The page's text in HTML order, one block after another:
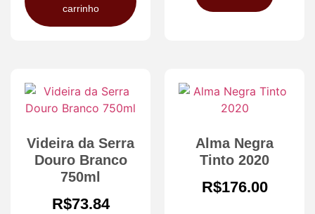
carrinho
Videira da Serra
Douro Branco
750ml
R$73.84
Alma Negra
Tinto 2020
R$176.00